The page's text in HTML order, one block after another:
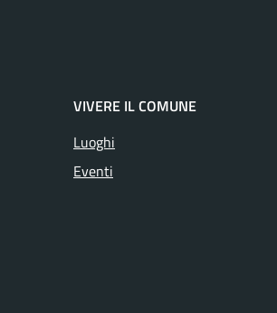
VIVERE IL COMUNE
Luoghi
Eventi